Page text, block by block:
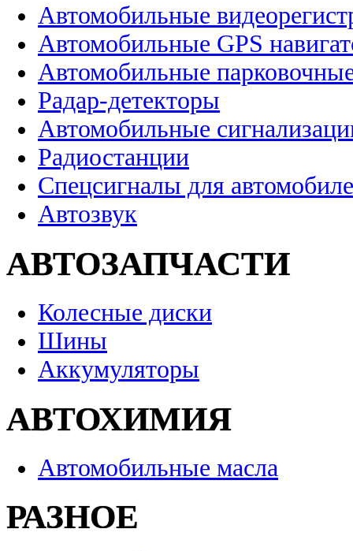
Автомобильные
Автомобильные GPS
Автомобильные
Радар-детекторы
Автомобильные
Радиостанции
Спецсигналы для
Автозвук
АВТОЗАПЧАСТИ
Колесные диски
Шины
Аккумуляторы
АВТОХИМИЯ
Автомобильные масла
РАЗНОЕ